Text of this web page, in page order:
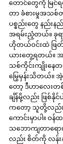
တောင်တွေကို မြင်
တာ ခံစားမှုအသစ်တ
ပစ္စည်းတွေ နည်း
အရမ်းညံ့တယ်။ ခုရ
ဟိုတယ်ဝင်းထဲ ဖြတ်
ယားတွေ့ရတယ်။ အစိ
သစ်ကိုင်းကျိုးနေ
မြွေမှန်းသိတယ်။
တော့ ဒီဟာလေးတ
ချိန်မို့လည်း ဖြစ်နို
ကတော့ သူတို့လည်း
ကောင်းမှာပါ။ ဝ
သဘောကျတာရော
လည်း စိတ်ကို လန်းဆ